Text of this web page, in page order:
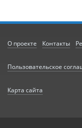
О проекте Контакты
Пользовательское
Карта сайта